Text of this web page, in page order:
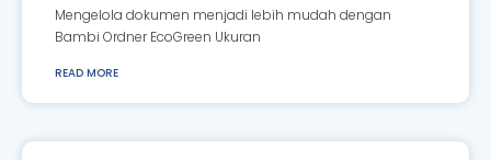
Mengelola dokumen menjadi lebih mudah dengan
Bambi Ordner EcoGreen Ukuran
READ MORE